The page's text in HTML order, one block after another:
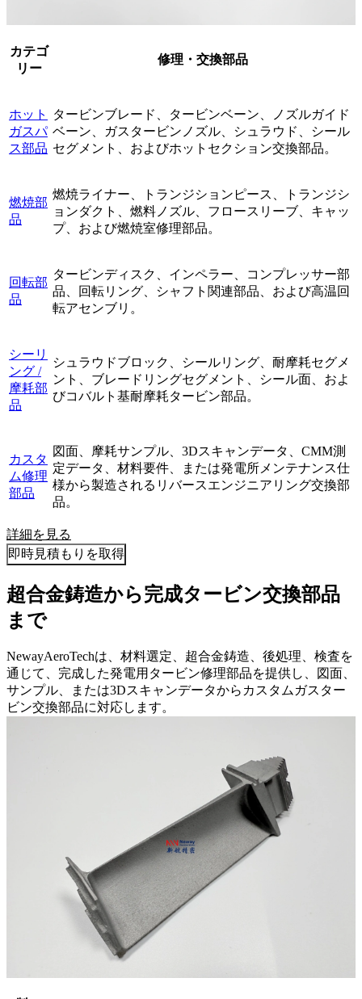
カテゴ
リー
修理・交換部品
ホット
ガスパ
ス部品
タービンブレード、タービンベーン、ノズルガイド
ベーン、ガスタービンノズル、シュラウド、シール
セグメント、およびホットセクション交換部品。
燃焼部
品
燃焼ライナー、トランジションピース、トランジシ
ョンダクト、燃料ノズル、フロースリーブ、キャッ
プ、および燃焼室修理部品。
回転部
品
タービンディスク、インペラー、コンプレッサー部
品、回転リング、シャフト関連部品、および高温回
転アセンブリ。
シーリ
ング /
摩耗部
品
シュラウドブロック、シールリング、耐摩耗セグメ
ント、ブレードリングセグメント、シール面、およ
びコバルト基耐摩耗タービン部品。
カスタ
ム修理
部品
図面、摩耗サンプル、3Dスキャンデータ、CMM測
定データ、材料要件、または発電所メンテナンス仕
様から製造されるリバースエンジニアリング交換部
品。
詳細を見る
即時見積もりを取得
超合金鋳造から完成タービン交換部品
まで
NewayAeroTechは、材料選定、超合金鋳造、後処理、検査を
通じて、完成した発電用タービン修理部品を提供し、図面、
サンプル、または3Dスキャンデータからカスタムガスター
ビン交換部品に対応します。